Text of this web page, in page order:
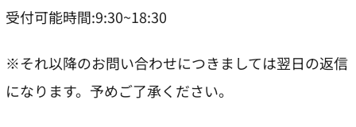
受付可能時間:9:30~18:30
※それ以降のお問い合わせにつきましては翌日の返信
になります。予めご了承ください。